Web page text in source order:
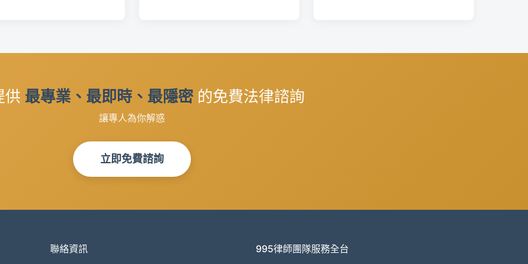
供 最專業、最即時、最隱密 的免費法律諮詢
讓專人為你解惑
立即免費諮詢
聯絡資訊 995律師團隊服務全台